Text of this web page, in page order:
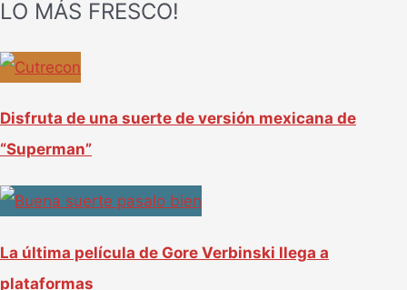
a
r
LO MÁS FRESCO!
Disfruta de una suerte de versión mexicana de
“Superman”
La última película de Gore Verbinski llega a
plataformas